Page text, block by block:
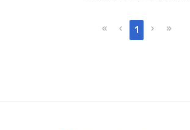
« ‹ 1 › »